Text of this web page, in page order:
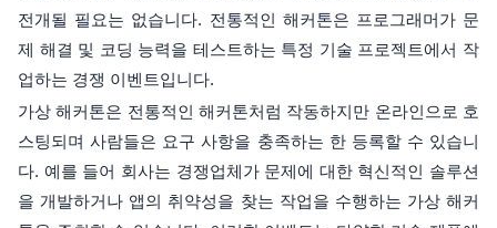
전개될 필요는 없습니다. 전통적인 해커톤은 프로그래머가 문
제 해결 및 코딩 능력을 테스트하는 특정 기술 프로젝트에서 작
업하는 경쟁 이벤트입니다.
가상 해커톤은 전통적인 해커톤처럼 작동하지만 온라인으로 호
스팅되며 사람들은 요구 사항을 충족하는 한 등록할 수 있습니
다. 예를 들어 회사는 경쟁업체가 문제에 대한 혁신적인 솔루션
을 개발하거나 앱의 취약성을 찾는 작업을 수행하는 가상 해커